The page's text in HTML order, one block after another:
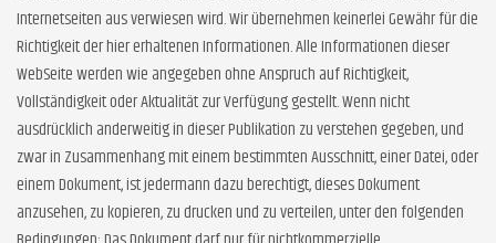
Internetseiten aus verwiesen wird. Wir übernehmen keinerlei Gewähr für die
Richtigkeit der hier erhaltenen Informationen. Alle Informationen dieser
WebSeite werden wie angegeben ohne Anspruch auf Richtigkeit,
Vollständigkeit oder Aktualität zur Verfügung gestellt. Wenn nicht
ausdrücklich anderweitig in dieser Publikation zu verstehen gegeben, und
zwar in Zusammenhang mit einem bestimmten Ausschnitt, einer Datei, oder
einem Dokument, ist jedermann dazu berechtigt, dieses Dokument
anzusehen, zu kopieren, zu drucken und zu verteilen, unter den folgenden